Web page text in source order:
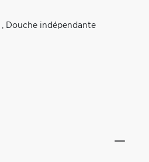
, Douche indépendante